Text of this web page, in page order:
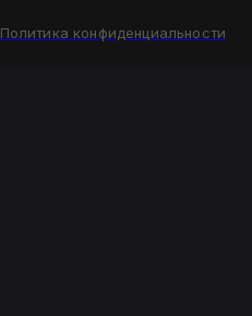
Политика конфиденциальности